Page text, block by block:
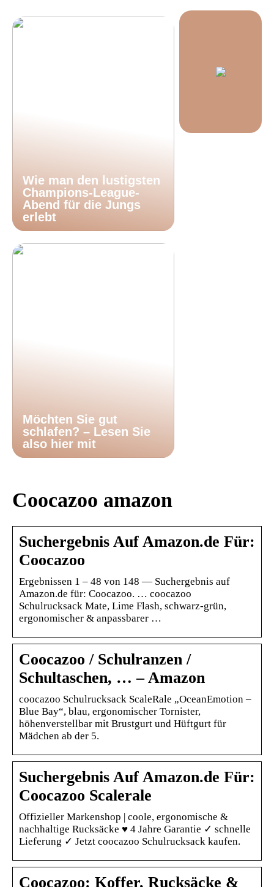
Wie man den lustigsten
Champions-League-
Abend für die Jungs
erlebt
Möchten Sie gut
schlafen? – Lesen Sie
also hier mit
Coocazoo amazon
Suchergebnis Auf Amazon.de Für:
Coocazoo
Ergebnissen 1 – 48 von 148 — Suchergebnis auf
Amazon.de für: Coocazoo. … coocazoo
Schulrucksack Mate, Lime Flash, schwarz-grün,
ergonomischer & anpassbarer …
Coocazoo / Schulranzen /
Schultaschen, … – Amazon
coocazoo Schulrucksack ScaleRale „OceanEmotion –
Blue Bay“, blau, ergonomischer Tornister,
höhenverstellbar mit Brustgurt und Hüftgurt für
Mädchen ab der 5.
Suchergebnis Auf Amazon.de Für:
Coocazoo Scalerale
Offizieller Markenshop | coole, ergonomische &
nachhaltige Rucksäcke ♥ 4 Jahre Garantie ✓ schnelle
Lieferung ✓ Jetzt coocazoo Schulrucksack kaufen.
Coocazoo: Koffer, Rucksäcke &